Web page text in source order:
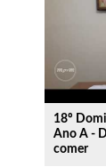
18º
Ano A -
comer